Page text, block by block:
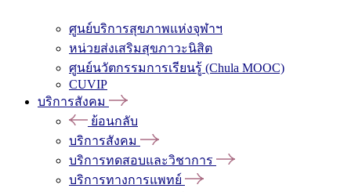
ศูนย์บริการสุขภาพแห่งจุฬาฯ
หน่วยส่งเสริมสุขภาวะนิสิต
ศูนย์นวัตกรรมการเรียนรู้ (Chula MOOC)
CUVIP
บริการสังคม
ย้อนกลับ
บริการสังคม
บริการทดสอบและวิชาการ
บริการทางการแพทย์